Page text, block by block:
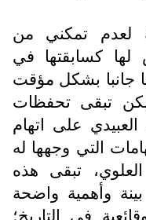
لعدم تمكني من
كسابقتها في
جانبا بشكل مؤقت
تبقى تحفظات
على اتهام
التي وجهها له
تبقى هذه
وأهمية واضحة
في التاريخ؛